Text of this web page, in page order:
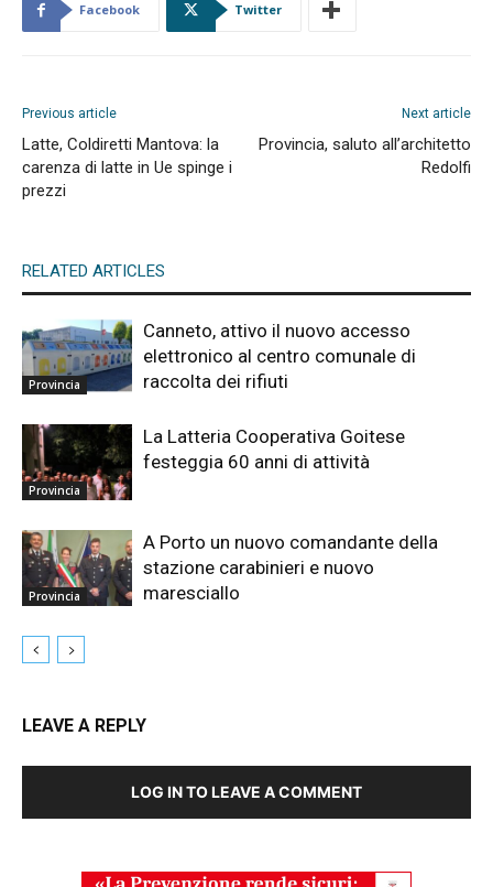
Facebook Twitter
Previous article
Latte, Coldiretti Mantova: la
carenza di latte in Ue spinge i
prezzi
Next article
Provincia, saluto all’architetto
Redolfi
RELATED ARTICLES
Provincia
Canneto, attivo il nuovo accesso
elettronico al centro comunale di
raccolta dei rifiuti
Provincia
La Latteria Cooperativa Goitese
festeggia 60 anni di attività
Provincia
A Porto un nuovo comandante della
stazione carabinieri e nuovo
maresciallo
LEAVE A REPLY
LOG IN TO LEAVE A COMMENT